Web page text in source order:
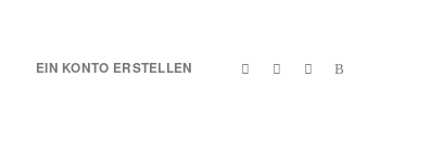
EIN KONTO ERSTELLEN